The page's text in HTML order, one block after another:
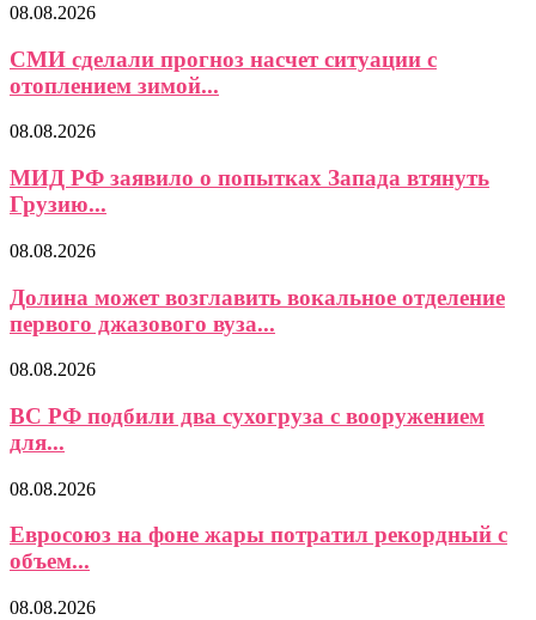
08.08.2026
СМИ сделали прогноз насчет ситуации с
отоплением зимой...
08.08.2026
МИД РФ заявило о попытках Запада втянуть
Грузию...
08.08.2026
Долина может возглавить вокальное отделение
первого джазового вуза...
08.08.2026
ВС РФ подбили два сухогруза с вооружением
для...
08.08.2026
Евросоюз на фоне жары потратил рекордный с
объем...
08.08.2026